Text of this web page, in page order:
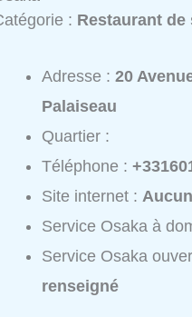
: Restaurant de
Adresse :20
Palaiseau
Quartier :
Téléphone :
Site internet :
Service Osaka à
Service Osaka
renseigné